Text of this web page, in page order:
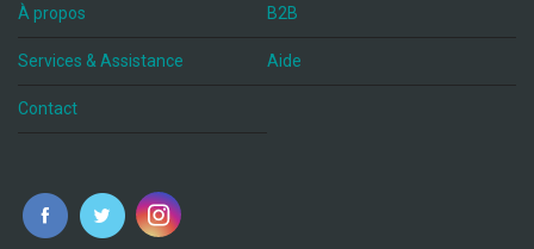
À propos B2B
Services & Assistance Aide
Contact
fr